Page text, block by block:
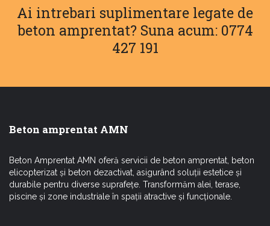
Ai intrebari suplimentare legate de
beton amprentat? Suna acum: 0774
427 191
Beton amprentat AMN
Beton Amprentat AMN oferă servicii de beton amprentat, beton
elicopterizat și beton dezactivat, asigurând soluții estetice și
durabile pentru diverse suprafețe. Transformăm alei, terase,
piscine și zone industriale în spații atractive și funcționale.